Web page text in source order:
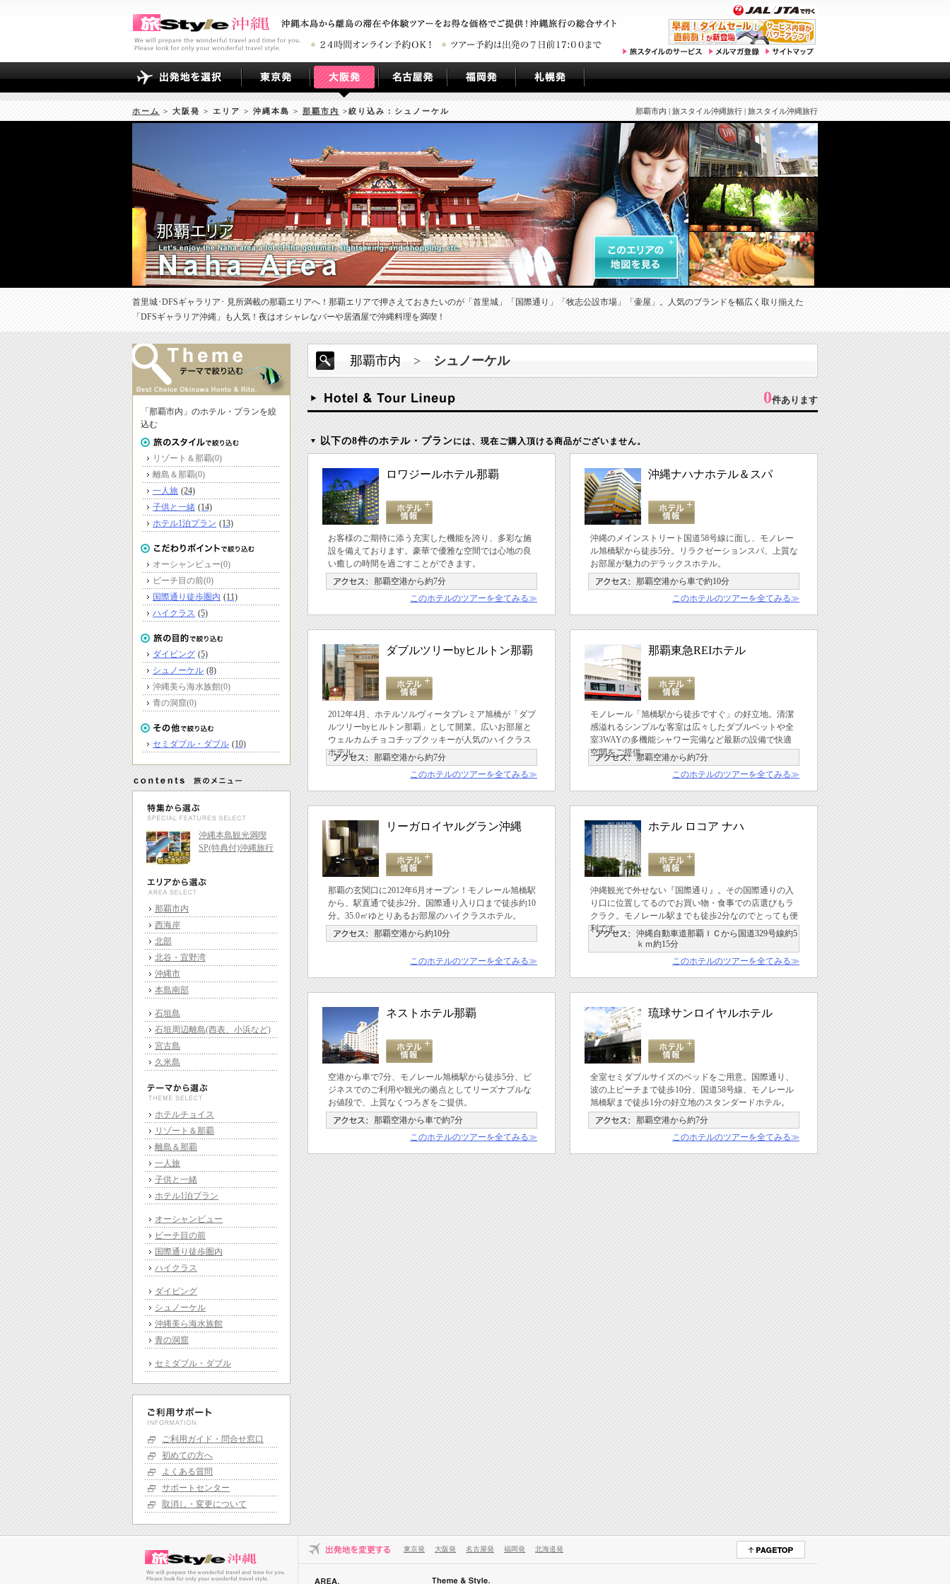
那覇市内 | 旅スタイル沖縄旅行 | 旅スタイル沖縄旅行
ホーム > 大阪発 > エリア > 沖縄本島 > 那覇市内 >絞り込み：シュノーケル
首里城･DFSギャラリア･ 見所満載の那覇エリアへ！那覇エリアで押さえておきたいのが「首里城」「国際通り」「牧志公設市場」「壷屋」。人気のブランドを幅広く取り揃えた
「DFSギャラリア沖縄」も人気！夜はオシャレなバーや居酒屋で沖縄料理を満喫！
那覇市内 > シュノーケル
0件あります
以下の8件のホテル・プランには、現在ご購入頂ける商品がございません。
ロワジールホテル那覇
お客様のご期待に添う充実した機能を誇り、多彩な施
設を備えております。豪華で優雅な空間では心地の良
い癒しの時間を過ごすことができます。
那覇空港から約7分
このホテルのツアーを全てみる≫
沖縄ナハナホテル＆スパ
沖縄のメインストリート国道58号線に面し、モノレー
ル旭橋駅から徒歩5分。リラクゼーションスパ、上質な
お部屋が魅力のデラックスホテル。
那覇空港から車で約10分
このホテルのツアーを全てみる≫
ダブルツリーbyヒルトン那覇
2012年4月、ホテルソルヴィータプレミア旭橋が「ダブ
ルツリーbyヒルトン那覇」として開業。広いお部屋と
ウェルカムチョコチップクッキーが人気のハイクラス
ホテル。
那覇空港から約7分
このホテルのツアーを全てみる≫
那覇東急REIホテル
モノレール「旭橋駅から徒歩ですぐ」の好立地。清潔
感溢れるシンプルな客室は広々したダブルベットや全
室3WAYの多機能シャワー完備など最新の設備で快適
空間をご提供。那覇空港から約7分
このホテルのツアーを全てみる≫
リーガロイヤルグラン沖縄
那覇の玄関口に2012年6月オープン！モノレール旭橋駅
から、駅直通で徒歩2分。国際通り入り口まで徒歩約10
分。35.0㎡ゆとりあるお部屋のハイクラスホテル。
那覇空港から約10分
このホテルのツアーを全てみる≫
ホテル ロコア ナハ
沖縄観光で外せない『国際通り』。その国際通りの入
り口に位置してるのでお買い物・食事での店選びもラ
クラク。モノレール駅までも徒歩2分なのでとっても便
利です。
沖縄自動車道那覇ＩＣから国道329号線約5
ｋｍ約15分
このホテルのツアーを全てみる≫
ネストホテル那覇
空港から車で7分、モノレール旭橋駅から徒歩5分、ビ
ジネスでのご利用や観光の拠点としてリーズナブルな
お値段で、上質なくつろぎをご提供。
那覇空港から車で約7分
このホテルのツアーを全てみる≫
琉球サンロイヤルホテル
全室セミダブルサイズのベッドをご用意。国際通り、
波の上ビーチまで徒歩10分、国道58号線、モノレール
旭橋駅まで徒歩1分の好立地のスタンダードホテル。
那覇空港から約7分
このホテルのツアーを全てみる≫
「那覇市内」のホテル・プランを絞
込む
リゾート＆那覇(0)
離島＆那覇(0)
一人旅 (24)
子供と一緒 (14)
ホテル1泊プラン (13)
オーシャンビュー(0)
ビーチ目の前(0)
国際通り徒歩圏内 (11)
ハイクラス (5)
ダイビング (5)
シュノーケル (8)
沖縄美ら海水族館(0)
青の洞窟(0)
セミダブル・ダブル (10)
沖縄本島観光満喫
SP(特典付)沖縄旅行
那覇市内
西海岸
北部
北谷・宜野湾
沖縄市
本島南部
石垣島
石垣周辺離島(西表、小浜など)
宮古島
久米島
ホテルチョイス
リゾート＆那覇
離島＆那覇
一人旅
子供と一緒
ホテル1泊プラン
オーシャンビュー
ビーチ目の前
国際通り徒歩圏内
ハイクラス
ダイビング
シュノーケル
沖縄美ら海水族館
青の洞窟
セミダブル・ダブル
ご利用ガイド・問合せ窓口
初めての方へ
よくある質問
サポートセンター
取消し・変更について
東京発 大阪発 名古屋発 福岡発 北海道発